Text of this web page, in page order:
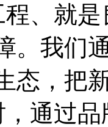
、就
。我们
态，把
通过